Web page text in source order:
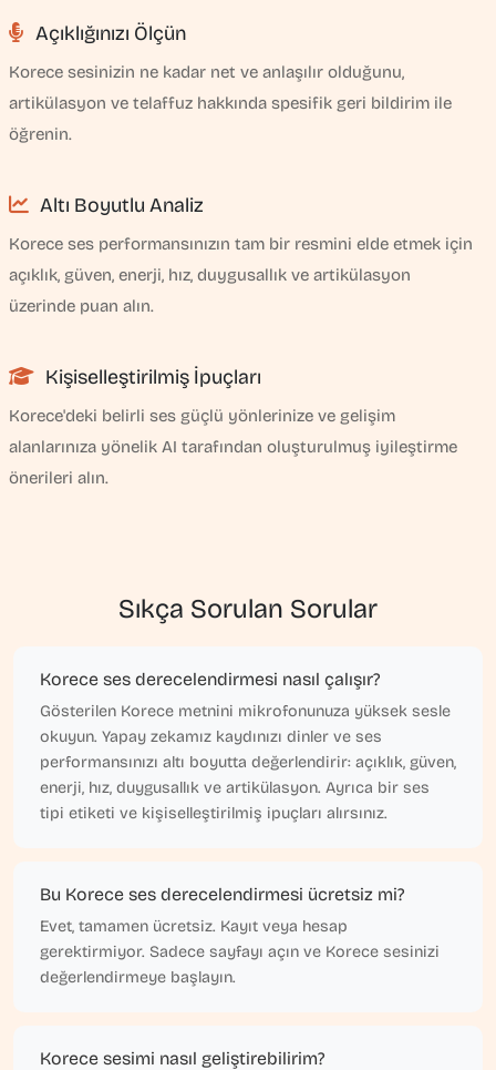
Açıklığınızı Ölçün
Korece sesinizin ne kadar net ve anlaşılır olduğunu,
artikülasyon ve telaffuz hakkında spesifik geri bildirim ile
öğrenin.
Altı Boyutlu Analiz
Korece ses performansınızın tam bir resmini elde etmek için
açıklık, güven, enerji, hız, duygusallık ve artikülasyon
üzerinde puan alın.
Kişiselleştirilmiş İpuçları
Korece'deki belirli ses güçlü yönlerinize ve gelişim
alanlarınıza yönelik AI tarafından oluşturulmuş iyileştirme
önerileri alın.
Sıkça Sorulan Sorular
Korece ses derecelendirmesi nasıl çalışır?
Gösterilen Korece metnini mikrofonunuza yüksek sesle
okuyun. Yapay zekamız kaydınızı dinler ve ses
performansınızı altı boyutta değerlendirir: açıklık, güven,
enerji, hız, duygusallık ve artikülasyon. Ayrıca bir ses
tipi etiketi ve kişiselleştirilmiş ipuçları alırsınız.
Bu Korece ses derecelendirmesi ücretsiz mi?
Evet, tamamen ücretsiz. Kayıt veya hesap
gerektirmiyor. Sadece sayfayı açın ve Korece sesinizi
değerlendirmeye başlayın.
Korece sesimi nasıl geliştirebilirim?